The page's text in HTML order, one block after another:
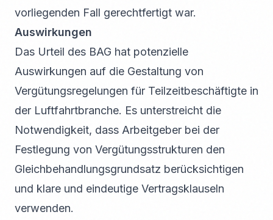
vorliegenden Fall gerechtfertigt war.
Auswirkungen
Das Urteil des BAG hat potenzielle
Auswirkungen auf die Gestaltung von
Vergütungsregelungen für Teilzeitbeschäftigte in
der Luftfahrtbranche. Es unterstreicht die
Notwendigkeit, dass Arbeitgeber bei der
Festlegung von Vergütungsstrukturen den
Gleichbehandlungsgrundsatz berücksichtigen
und klare und eindeutige Vertragsklauseln
verwenden.